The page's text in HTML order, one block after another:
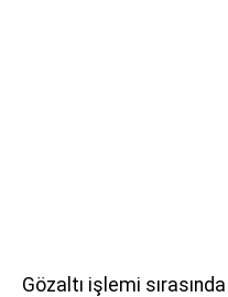
Gözaltı işlemi